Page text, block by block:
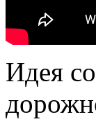
Идея